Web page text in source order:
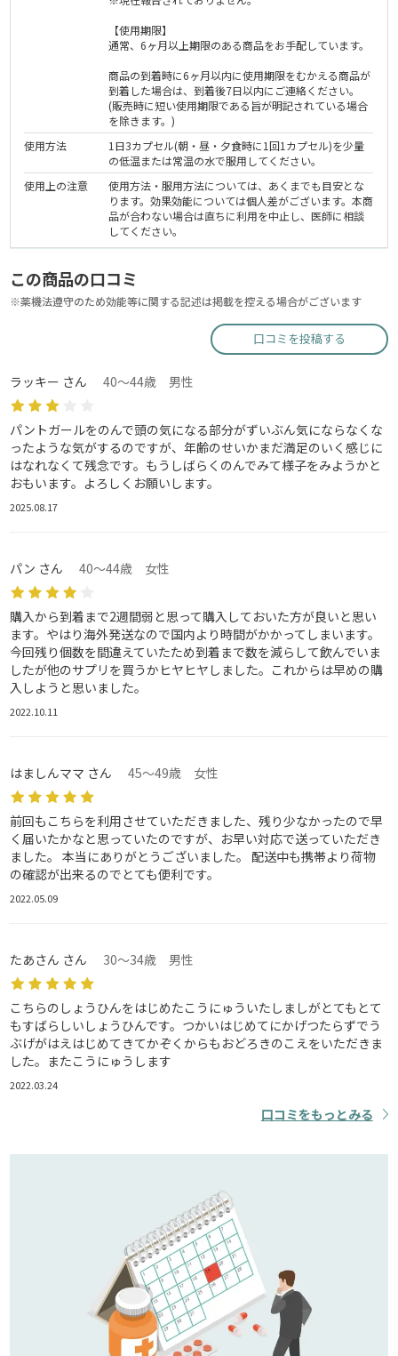
【使用期限】
通常、6ヶ月以上期限のある商品をお手配しています。
商品の到着時に6ヶ月以内に使用期限をむかえる商品が
到着した場合は、到着後7日以内にご連絡ください。
(販売時に短い使用期限である旨が明記されている場合
を除きます。)
使用方法
1日3カプセル(朝・昼・夕食時に1回1カプセル)を少量
の低温または常温の水で服用してください。
使用上の注意
使用方法・服用方法については、あくまでも目安とな
ります。効果効能については個人差がございます。本商
品が合わない場合は直ちに利用を中止し、医師に相談
してください。
この商品の口コミ
※薬機法遵守のため効能等に関する記述は掲載を控える場合がございます
口コミを投稿する
ラッキー さん 40～44歳 男性
パントガールをのんで頭の気になる部分がずいぶん気にならなくな
ったような気がするのですが、年齢のせいかまだ満足のいく感じに
はなれなくて残念です。もうしばらくのんでみて様子をみようかと
おもいます。よろしくお願いします。
2025.08.17
パン さん 40～44歳 女性
購入から到着まで2週間弱と思って購入しておいた方が良いと思い
ます。やはり海外発送なので国内より時間がかかってしまいます。
今回残り個数を間違えていたため到着まで数を減らして飲んでいま
したが他のサプリを買うかヒヤヒヤしました。これからは早めの購
入しようと思いました。
2022.10.11
はましんママ さん 45～49歳 女性
前回もこちらを利用させていただきました、残り少なかったので早
く届いたかなと思っていたのですが、お早い対応で送っていただき
ました。 本当にありがとうございました。 配送中も携帯より荷物
の確認が出来るのでとても便利です。
2022.05.09
たあさん さん 30～34歳 男性
こちらのしょうひんをはじめたこうにゅういたしましがとてもとて
もすばらしいしょうひんです。つかいはじめてにかげつたらずでう
ぶげがはえはじめてきてかぞくからもおどろきのこえをいただきま
した。またこうにゅうします
2022.03.24
口コミをもっとみる